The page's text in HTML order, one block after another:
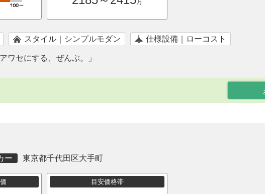
万
スタイル｜シンプルモダン 仕様設備｜ローコスト
ワセにする、ぜんぶ。」
ー 東京都千代田区大手町
目安価格帯